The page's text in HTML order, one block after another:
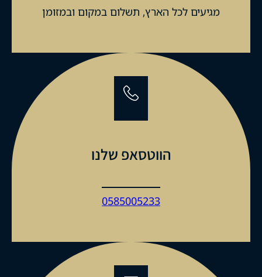
מגיעים לכל הארץ, תשלום במקום ובמזומן
הווטסאפ שלנו
0585005233